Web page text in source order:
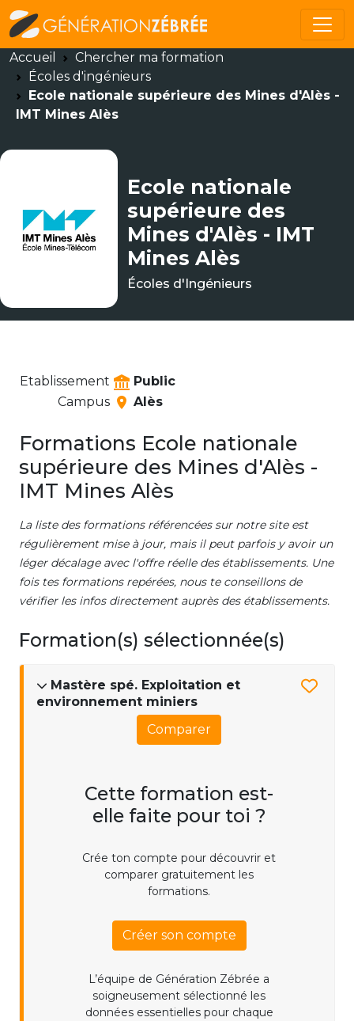
Accueil
Chercher ma formation
Écoles d'ingénieurs
Ecole nationale supérieure des Mines d'Alès -
IMT Mines Alès
Ecole nationale
supérieure des
Mines d'Alès - IMT
Mines Alès
Écoles d'Ingénieurs
Etablissement
Public
Campus
Alès
Formations Ecole nationale
supérieure des Mines d'Alès -
IMT Mines Alès
La liste des formations référencées sur notre site est
régulièrement mise à jour, mais il peut parfois y avoir un
léger décalage avec l'offre réelle des établissements. Une
fois tes formations repérées, nous te conseillons de
vérifier les infos directement auprès des établissements.
Formation(s) sélectionnée(s)
Mastère spé. Exploitation et
environnement miniers
Comparer
Cette formation est-
elle faite pour toi ?
Crée ton compte pour découvrir et
comparer gratuitement les
formations.
Créer son compte
L’équipe de Génération Zébrée a
soigneusement sélectionné les
données essentielles pour chaque